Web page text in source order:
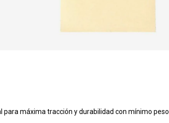
para máxima tracción y durabilidad con mínimo peso.